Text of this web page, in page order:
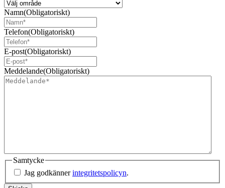
Namn(Obligatoriskt)
Telefon(Obligatoriskt)
E-post(Obligatoriskt)
Meddelande(Obligatoriskt)
Samtycke
Jag godkännerintegritetspolicyn.